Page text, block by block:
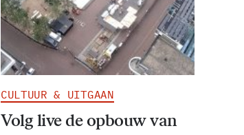
CULTUUR & UITGAAN
Volg live de opbouw van